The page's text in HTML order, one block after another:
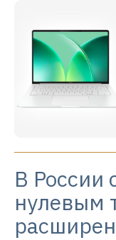
В России
нулевым